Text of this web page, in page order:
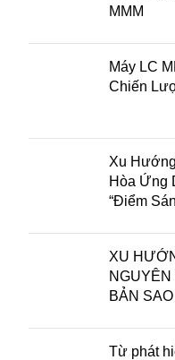
MMM
Máy LC
Chiến
Xu
Hòa Ứng
“Điểm
XU
BẢN
Từ phát